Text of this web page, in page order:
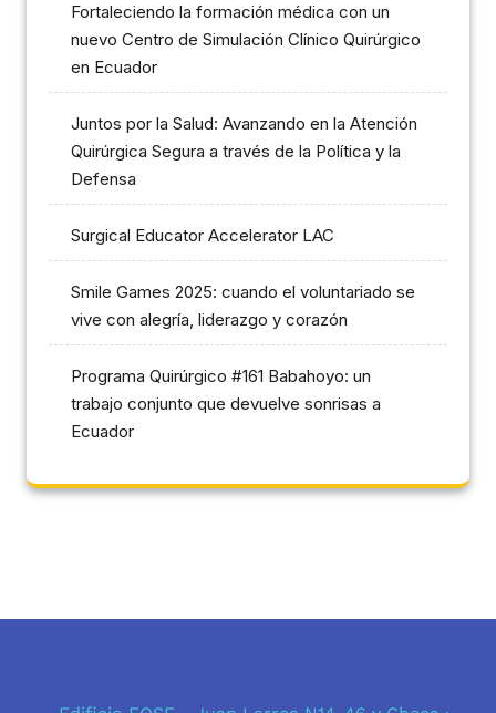
Fortaleciendo la formación médica con un
nuevo Centro de Simulación Clínico Quirúrgico
en Ecuador
Juntos por la Salud: Avanzando en la Atención
Quirúrgica Segura a través de la Política y la
Defensa
Surgical Educator Accelerator LAC
Smile Games 2025: cuando el voluntariado se
vive con alegría, liderazgo y corazón
Programa Quirúrgico #161 Babahoyo: un
trabajo conjunto que devuelve sonrisas a
Ecuador